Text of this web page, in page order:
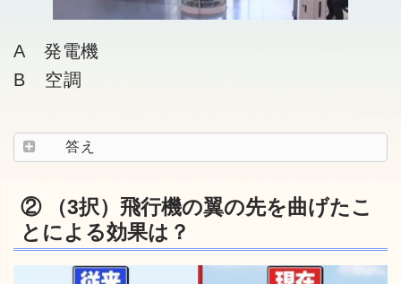
A 発電機
B 空調
答え
② （3択）飛行機の翼の先を曲げたこ
とによる効果は？